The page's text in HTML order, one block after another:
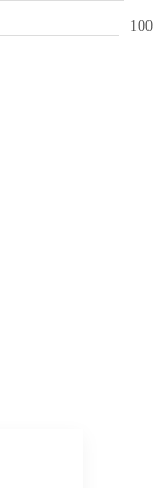
100